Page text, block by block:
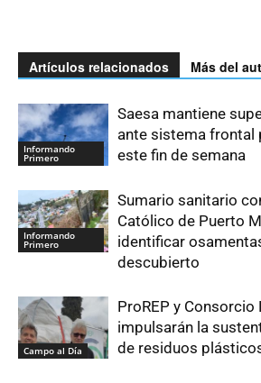
Artículos relacionados Más del
Informando
Primero
Saesa mantiene
ante sistema frontal
este fin de semana
Informando
Primero
Sumario sanitario
Católico de Puerto
identificar
descubierto
Campo al Día
ProREP y Consorcio
impulsarán la
de residuos